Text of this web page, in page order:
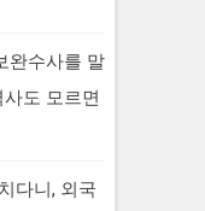
완수사를 말
도 모르면
다니, 외국